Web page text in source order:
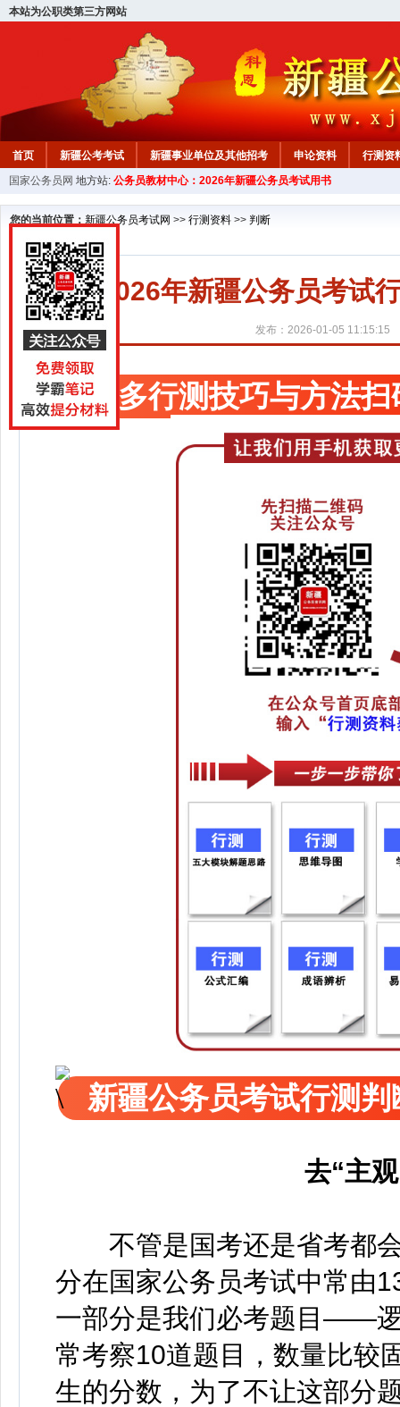
本站为公职类第三方网站
首页 新疆公考考试 新疆事业单位及其他招考 申论资料 行测资
新疆公务员行测试题 在线咨询 教材中心
国家公务员网 地方站: 公务员教材中心：2026年新疆公务员考试用书
您的当前位置： 新疆公务员考试网 >> 行测资料 >> 判断
2026年新疆公务员考试
发布：2026-01-05 11:15:15
更多行测技巧与方法扫
新疆公务员考试行测
去“主
不管是国考还是省考都会
分在国家公务员考试中常
一部分是我们必考题目——
常考察10道题目，数量比较
生的分数，为了不让这部分